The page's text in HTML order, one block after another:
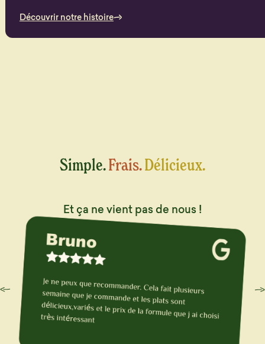
Découvrir notre histoire
Simple.Frais.Délicieux.
Et ça ne vient pas de nous !